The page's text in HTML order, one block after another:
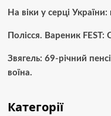
На віки у серці України:
Полісся. Вареник
Звягель: 69-річний
воїна.
Категорії